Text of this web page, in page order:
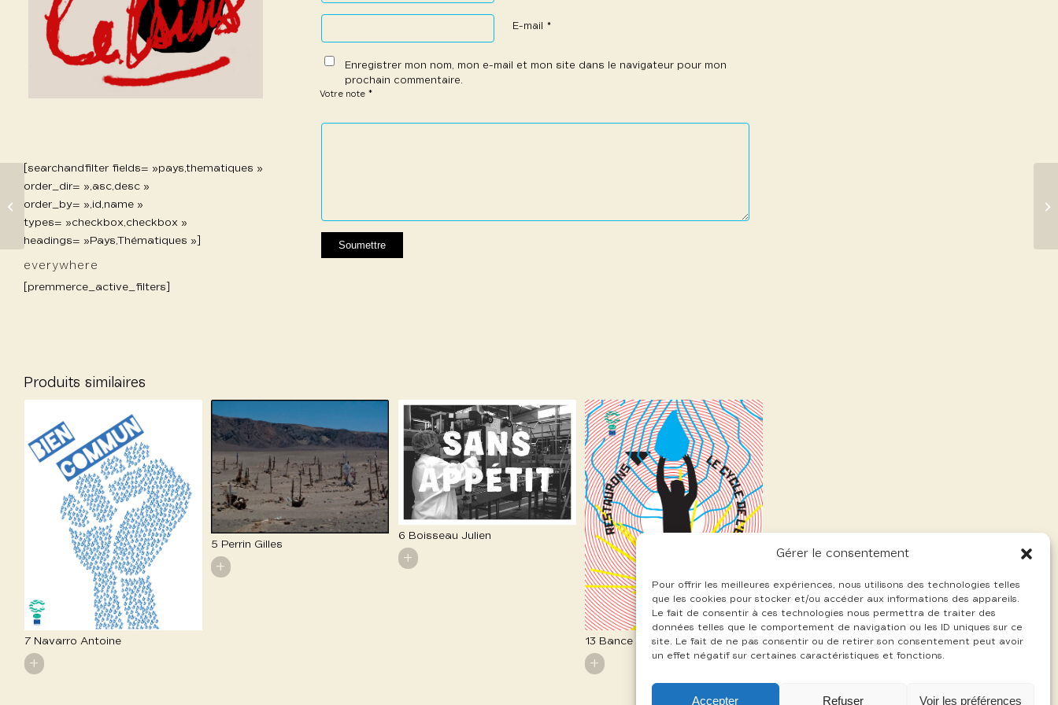
Gérer le consentement
Pour offrir les meilleures expériences, nous utilisons des technologies telles
que les cookies pour stocker et/ou accéder aux informations des appareils.
Le fait de consentir à ces technologies nous permettra de traiter des
données telles que le comportement de navigation ou les ID uniques sur ce
site. Le fait de ne pas consentir ou de retirer son consentement peut avoir
un effet négatif sur certaines caractéristiques et fonctions.
Accepter Refuser Voir les préférences
[searchandfilter fields= »pays,thematiques »
order_dir= »,asc,desc »
order_by= »,id,name »
types= »checkbox,checkbox »
headings= »Pays,Thématiques »]
everywhere
[premmerce_active_filters]
E-mail *
Enregistrer mon nom, mon e-mail et mon site dans le navigateur pour mon
prochain commentaire.
Votre note *
1 étoile
2 étoiles
3 étoiles
4 étoiles
5 étoiles
Produits similaires
7 Navarro Antoine
+
5 Perrin Gilles
+
6 Boisseau Julien
+
13 Bance Myriam
+